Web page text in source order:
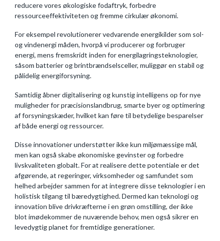
reducere vores økologiske fodaftryk, forbedre
ressourceeffektiviteten og fremme cirkulær økonomi.
For eksempel revolutionerer vedvarende energikilder som sol-
og vindenergi måden, hvorpå vi producerer og forbruger
energi, mens fremskridt inden for energilagringsteknologier,
såsom batterier og brintbrændselsceller, muliggør en stabil og
pålidelig energiforsyning.
Samtidig åbner digitalisering og kunstig intelligens op for nye
muligheder for præcisionslandbrug, smarte byer og optimering
af forsyningskæder, hvilket kan føre til betydelige besparelser
af både energi og ressourcer.
Disse innovationer understøtter ikke kun miljømæssige mål,
men kan også skabe økonomiske gevinster og forbedre
livskvaliteten globalt. For at realisere dette potentiale er det
afgørende, at regeringer, virksomheder og samfundet som
helhed arbejder sammen for at integrere disse teknologier i en
holistisk tilgang til bæredygtighed. Dermed kan teknologi og
innovation blive drivkræfterne i en grøn omstilling, der ikke
blot imødekommer de nuværende behov, men også sikrer en
levedygtig planet for fremtidige generationer.